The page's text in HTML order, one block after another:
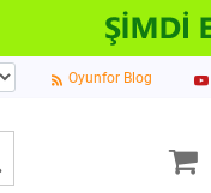
Oyunfor Blog